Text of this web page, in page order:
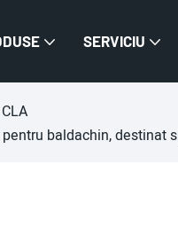
SERVICIU
CLA
baldachin,